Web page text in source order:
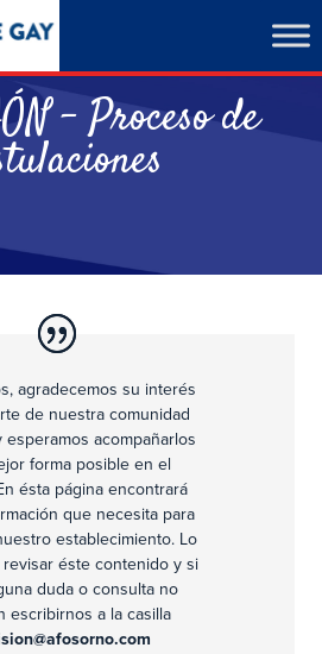
– Proceso de
agradecemos su interés
de nuestra comunidad
esperamos acompañarlos
forma posible en el
ésta página encontrará
que necesita para
establecimiento. Lo
revisar éste contenido y si
duda o consulta no
escribirnos a la casilla